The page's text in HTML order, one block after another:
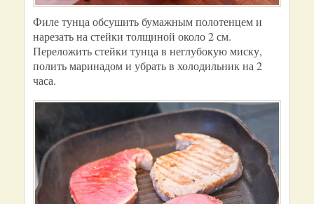
Филе тунца обсушить бумажным полотенцем и
нарезать на стейки толщиной около 2 см.
Переложить стейки тунца в неглубокую миску,
полить маринадом и убрать в холодильник на 2
часа.